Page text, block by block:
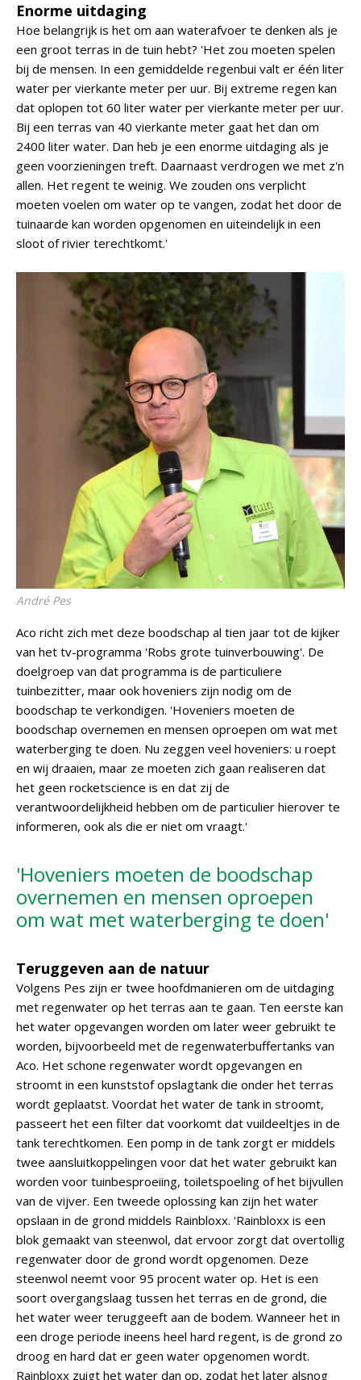
Enorme uitdaging
Hoe belangrijk is het om aan waterafvoer te denken als je
een groot terras in de tuin hebt? 'Het zou moeten spelen
bij de mensen. In een gemiddelde regenbui valt er één liter
water per vierkante meter per uur. Bij extreme regen kan
dat oplopen tot 60 liter water per vierkante meter per uur.
Bij een terras van 40 vierkante meter gaat het dan om
2400 liter water. Dan heb je een enorme uitdaging als je
geen voorzieningen treft. Daarnaast verdrogen we met z'n
allen. Het regent te weinig. We zouden ons verplicht
moeten voelen om water op te vangen, zodat het door de
tuinaarde kan worden opgenomen en uiteindelijk in een
sloot of rivier terechtkomt.'
André Pes
Aco richt zich met deze boodschap al tien jaar tot de kijker
van het tv-programma 'Robs grote tuinverbouwing'. De
doelgroep van dat programma is de particuliere
tuinbezitter, maar ook hoveniers zijn nodig om de
boodschap te verkondigen. 'Hoveniers moeten de
boodschap overnemen en mensen oproepen om wat met
waterberging te doen. Nu zeggen veel hoveniers: u roept
en wij draaien, maar ze moeten zich gaan realiseren dat
het geen rocketscience is en dat zij de
verantwoordelijkheid hebben om de particulier hierover te
informeren, ook als die er niet om vraagt.'
'Hoveniers moeten de boodschap
overnemen en mensen oproepen
om wat met waterberging te doen'
Teruggeven aan de natuur
Volgens Pes zijn er twee hoofdmanieren om de uitdaging
met regenwater op het terras aan te gaan. Ten eerste kan
het water opgevangen worden om later weer gebruikt te
worden, bijvoorbeeld met de regenwaterbuffertanks van
Aco. Het schone regenwater wordt opgevangen en
stroomt in een kunststof opslagtank die onder het terras
wordt geplaatst. Voordat het water de tank in stroomt,
passeert het een filter dat voorkomt dat vuildeeltjes in de
tank terechtkomen. Een pomp in de tank zorgt er middels
twee aansluitkoppelingen voor dat het water gebruikt kan
worden voor tuinbesproeiing, toiletspoeling of het bijvullen
van de vijver. Een tweede oplossing kan zijn het water
opslaan in de grond middels Rainbloxx. 'Rainbloxx is een
blok gemaakt van steenwol, dat ervoor zorgt dat overtollig
regenwater door de grond wordt opgenomen. Deze
steenwol neemt voor 95 procent water op. Het is een
soort overgangslaag tussen het terras en de grond, die
het water weer teruggeeft aan de bodem. Wanneer het in
een droge periode ineens heel hard regent, is de grond zo
droog en hard dat er geen water opgenomen wordt.
Rainbloxx zuigt het water dan op, zodat het later alsnog